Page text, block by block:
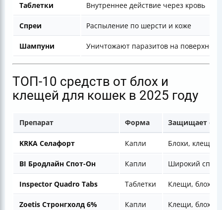
Таблетки Внутреннее действие через кровь
Спреи Распыление по шерсти и коже
Шампуни Уничтожают паразитов на
ТОП-10 средств от блох и
клещей для кошек в 2025 году
Препарат Форма Защищает от
KRKA Селафорт Капли Блохи, клещи,
BI Бродлайн Спот-Он Капли Широкий
Inspector Quadro Tabs Таблетки Клещи, блохи,
Zoetis Стронгхолд 6% Капли Клещи, блохи,